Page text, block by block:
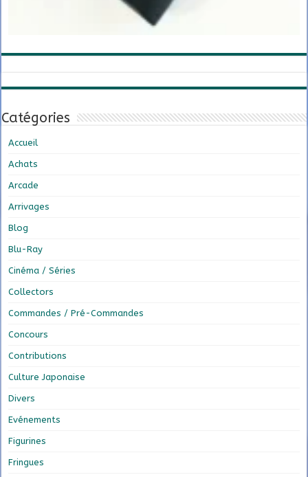
Catégories
Accueil
Achats
Arcade
Arrivages
Blog
Blu-Ray
Cinéma / Séries
Collectors
Commandes / Pré-Commandes
Concours
Contributions
Culture Japonaise
Divers
Evénements
Figurines
Fringues